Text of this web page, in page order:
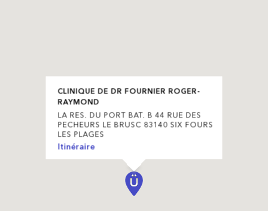
CLINIQUE DE DR FOURNIER ROGER-
RAYMOND
LA RES. DU PORT BAT. B 44 RUE DES
PECHEURS LE BRUSC 83140 SIX FOURS
LES PLAGES
Itinéraire